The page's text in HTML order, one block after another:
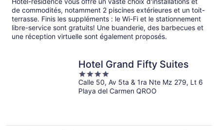
nuit
de commodités, notamment 2 piscines extérieures et un toit-
terrasse. Finis les suppléments : le Wi-Fi et le stationnement
libre-service sont gratuits! Une buanderie, des barbecues et
une réception virtuelle sont également proposés.
Hotel Grand Fifty Suites
4
out
of
Calle 50, Av 5ta & 1ra Nte Mz 279, Lt 6
Playa del Carmen QROO